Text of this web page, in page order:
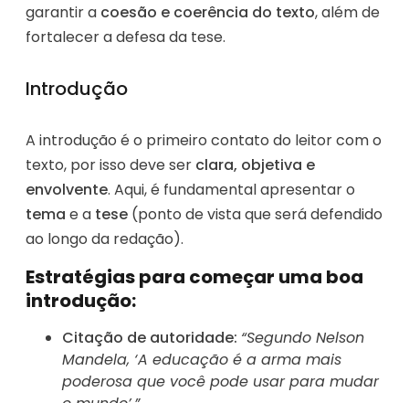
garantir a coesão e coerência do texto, além de
fortalecer a defesa da tese.
Introdução
A introdução é o primeiro contato do leitor com o
texto, por isso deve ser clara, objetiva e
envolvente. Aqui, é fundamental apresentar o
tema e a tese (ponto de vista que será defendido
ao longo da redação).
Estratégias para começar uma boa
introdução:
Citação de autoridade: “Segundo Nelson
Mandela, ‘A educação é a arma mais
poderosa que você pode usar para mudar